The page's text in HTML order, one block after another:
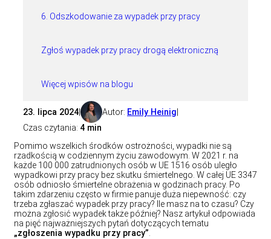
6. Odszkodowanie za wypadek przy pracy
Zgłoś wypadek przy pracy drogą elektroniczną
Więcej wpisów na blogu
23. lipca 2024 Autor: Emily Heinig
Czas czytania: 4 min
Pomimo wszelkich środków ostrożności, wypadki nie są
rzadkością w codziennym życiu zawodowym. W 2021 r. na
każde 100 000 zatrudnionych osób w UE 1516 osób uległo
wypadkowi przy pracy bez skutku śmiertelnego. W całej UE 3347
osób odniosło śmiertelne obrażenia w godzinach pracy. Po
takim zdarzeniu często w firmie panuje duża niepewność: czy
trzeba zgłaszać wypadek przy pracy? Ile masz na to czasu? Czy
można zgłosić wypadek także później? Nasz artykuł odpowiada
na pięć najważniejszych pytań dotyczących tematu
„zgłoszenia wypadku przy pracy”